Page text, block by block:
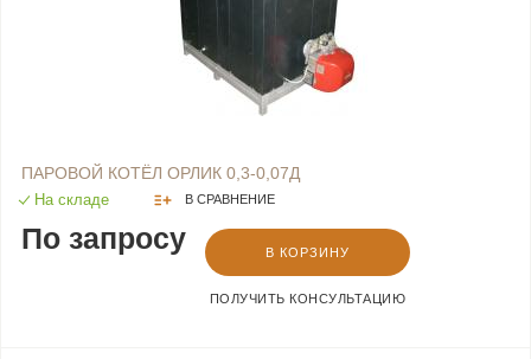
ПАРОВОЙ КОТЁЛ ОРЛИК 0,3-0,07Д
На складе В СРАВНЕНИЕ
По запросу В КОРЗИНУ
ПОЛУЧИТЬ КОНСУЛЬТАЦИЮ